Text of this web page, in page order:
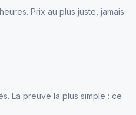
Prix au plus juste, jamais
La preuve la plus simple : ce